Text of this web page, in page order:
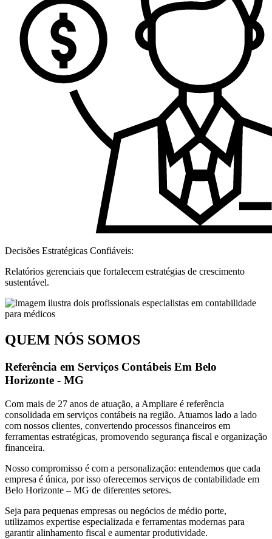
Decisões Estratégicas Confiáveis:
Relatórios gerenciais que fortalecem estratégias de crescimento
sustentável.
QUEM NÓS SOMOS
Referência em Serviços Contábeis Em Belo
Horizonte - MG
Com mais de 27 anos de atuação, a Ampliare é referência
consolidada em serviços contábeis na região. Atuamos lado a lado
com nossos clientes, convertendo processos financeiros em
ferramentas estratégicas, promovendo segurança fiscal e organização
financeira.
Nosso compromisso é com a personalização: entendemos que cada
empresa é única, por isso oferecemos serviços de contabilidade em
Belo Horizonte – MG de diferentes setores.
Seja para pequenas empresas ou negócios de médio porte,
utilizamos expertise especializada e ferramentas modernas para
garantir alinhamento fiscal e aumentar produtividade.